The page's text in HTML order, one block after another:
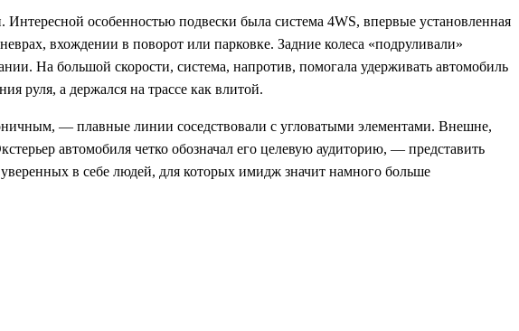
особенностью подвески была система 4WS, впервые установленная
вхождении в поворот или парковке. Задние колеса «подруливали»
На большой скорости, система, напротив, помогала удерживать автомобиль
руля, а держался на трассе как влитой.
— плавные линии соседствовали с угловатыми элементами. Внешне,
автомобиля четко обозначал его целевую аудиторию, — представить
в себе людей, для которых имидж значит намного больше